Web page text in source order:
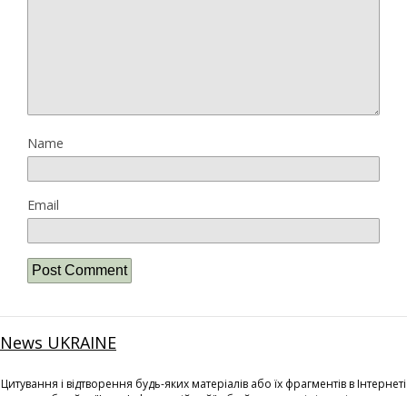
Name
Email
News UKRAINE
Цитування і відтворення будь-яких матеріалів або їх фрагментів в Інтернеті